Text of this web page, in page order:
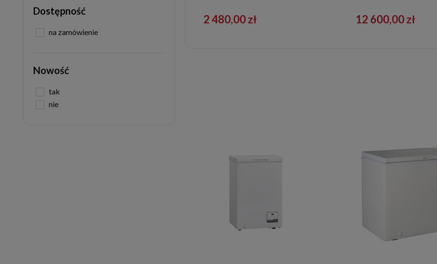
Dostępność
na zamówienie
Nowość
tak
nie
2 480,00 zł 12 600,00 zł